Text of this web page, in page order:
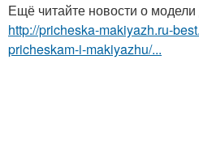
Ещё читайте новости о
http://pricheska-makiyazh.ru-
pricheskam-i-makiyazhu/...